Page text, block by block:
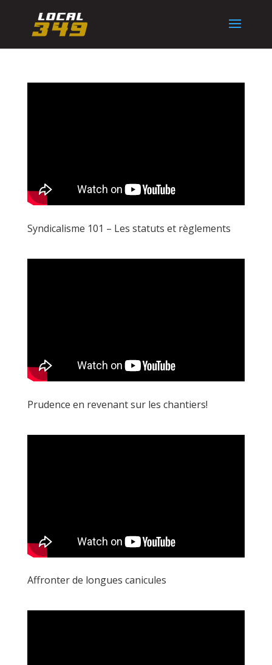
Syndicalisme 101 – Les statuts et règlements
Prudence en revenant sur les chantiers!
Affronter de longues canicules